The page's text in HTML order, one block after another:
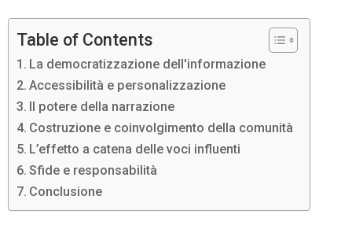
Table of Contents
La democratizzazione dell'informazione
Accessibilità e personalizzazione
Il potere della narrazione
Costruzione e coinvolgimento della comunità
L’effetto a catena delle voci influenti
Sfide e responsabilità
Conclusione